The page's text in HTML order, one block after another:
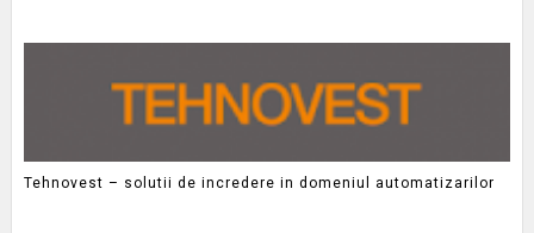
Tehnovest – solutii de incredere in domeniul automatizarilor